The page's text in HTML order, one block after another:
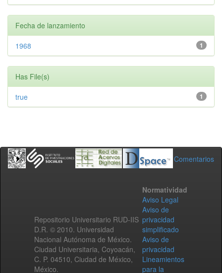
Fecha de lanzamiento
1
1968
Has File(s)
1
true
Comentarios
Repositorio Universitario RUD-IIS
D.R. © 2010. Universidad
Nacional Autónoma de México.
Ciudad Universitaria, Coyoacán,
C. P. 04510, Ciudad de México,
México.
Normatividad
Aviso Legal
Aviso de
privacidad
simplificado
Aviso de
privacidad
Lineamientos
para la